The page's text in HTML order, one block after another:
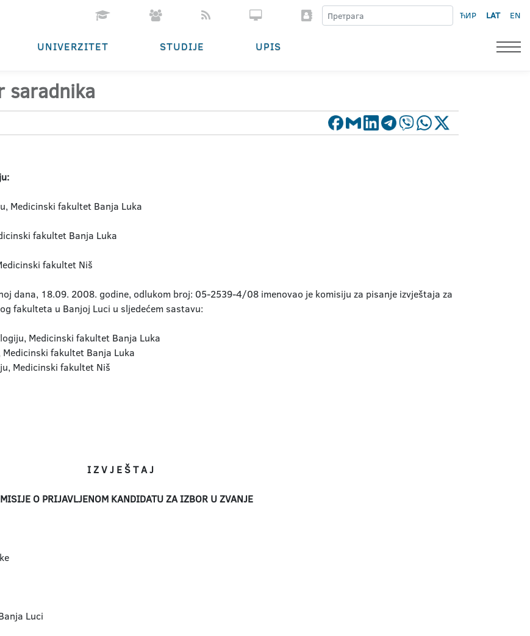
ЋИР LAT EN
UNIVERZITET STUDIJE UPIS
saradnika
Medicinski fakultet Banja Luka
fakultet Banja Luka
fakultet Niš
dana, 18.09. 2008. godine, odlukom broj: 05-2539-4/08 imenovao je komisiju za pisanje izvještaja za
fakulteta u Banjoj Luci u sljedećem sastavu:
Medicinski fakultet Banja Luka
fakultet Banja Luka
Medicinski fakultet Niš
I Z V J E Š T A J
O PRIJAVLJENOM KANDIDATU ZA IZBOR U ZVANJE
Luci